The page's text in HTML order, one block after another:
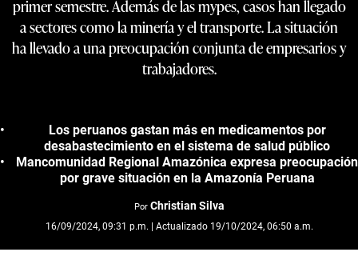
primer semestre. Además de las mypes, casos han llegado
a sectores como la minería y el transporte. La situación
ha llevado a una preocupación conjunta de empresarios y
trabajadores.
Los peruanos gastan más en medicamentos por
desabastecimiento en el sistema de salud público
Mancomunidad Regional Amazónica expresa preocupación
por grave situación en la Amazonía Peruana
Por Christian Silva
16/09/2024, 09:31 p.m. | Actualizado 19/10/2024, 06:50 a.m.